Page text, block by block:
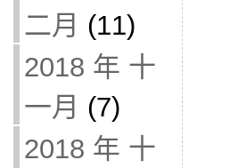
二月 (11)
2018 年 十
一月 (7)
2018 年 十